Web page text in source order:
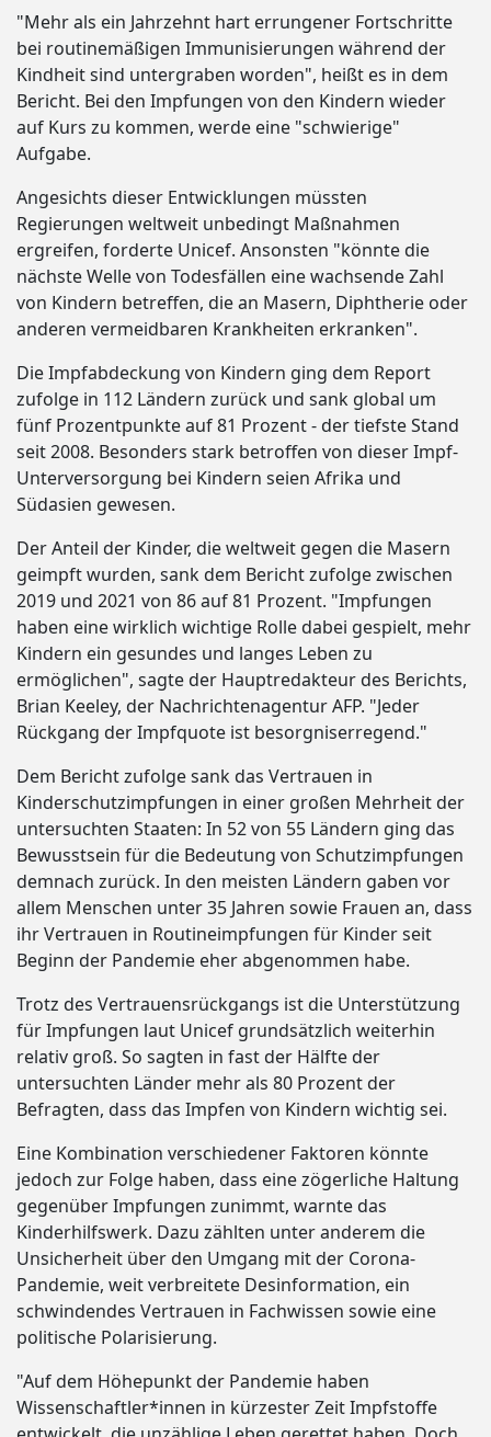
"Mehr als ein Jahrzehnt hart errungener Fortschritte
bei routinemäßigen Immunisierungen während der
Kindheit sind untergraben worden", heißt es in dem
Bericht. Bei den Impfungen von den Kindern wieder
auf Kurs zu kommen, werde eine "schwierige"
Aufgabe.
Angesichts dieser Entwicklungen müssten
Regierungen weltweit unbedingt Maßnahmen
ergreifen, forderte Unicef. Ansonsten "könnte die
nächste Welle von Todesfällen eine wachsende Zahl
von Kindern betreffen, die an Masern, Diphtherie oder
anderen vermeidbaren Krankheiten erkranken".
Die Impfabdeckung von Kindern ging dem Report
zufolge in 112 Ländern zurück und sank global um
fünf Prozentpunkte auf 81 Prozent - der tiefste Stand
seit 2008. Besonders stark betroffen von dieser Impf-
Unterversorgung bei Kindern seien Afrika und
Südasien gewesen.
Der Anteil der Kinder, die weltweit gegen die Masern
geimpft wurden, sank dem Bericht zufolge zwischen
2019 und 2021 von 86 auf 81 Prozent. "Impfungen
haben eine wirklich wichtige Rolle dabei gespielt, mehr
Kindern ein gesundes und langes Leben zu
ermöglichen", sagte der Hauptredakteur des Berichts,
Brian Keeley, der Nachrichtenagentur AFP. "Jeder
Rückgang der Impfquote ist besorgniserregend."
Dem Bericht zufolge sank das Vertrauen in
Kinderschutzimpfungen in einer großen Mehrheit der
untersuchten Staaten: In 52 von 55 Ländern ging das
Bewusstsein für die Bedeutung von Schutzimpfungen
demnach zurück. In den meisten Ländern gaben vor
allem Menschen unter 35 Jahren sowie Frauen an, dass
ihr Vertrauen in Routineimpfungen für Kinder seit
Beginn der Pandemie eher abgenommen habe.
Trotz des Vertrauensrückgangs ist die Unterstützung
für Impfungen laut Unicef grundsätzlich weiterhin
relativ groß. So sagten in fast der Hälfte der
untersuchten Länder mehr als 80 Prozent der
Befragten, dass das Impfen von Kindern wichtig sei.
Eine Kombination verschiedener Faktoren könnte
jedoch zur Folge haben, dass eine zögerliche Haltung
gegenüber Impfungen zunimmt, warnte das
Kinderhilfswerk. Dazu zählten unter anderem die
Unsicherheit über den Umgang mit der Corona-
Pandemie, weit verbreitete Desinformation, ein
schwindendes Vertrauen in Fachwissen sowie eine
politische Polarisierung.
"Auf dem Höhepunkt der Pandemie haben
Wissenschaftler*innen in kürzester Zeit Impfstoffe